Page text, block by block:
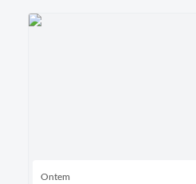
Ontem